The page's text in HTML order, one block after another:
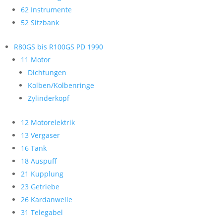
62 Instrumente
52 Sitzbank
R80GS bis R100GS PD 1990
11 Motor
Dichtungen
Kolben/Kolbenringe
Zylinderkopf
12 Motorelektrik
13 Vergaser
16 Tank
18 Auspuff
21 Kupplung
23 Getriebe
26 Kardanwelle
31 Telegabel